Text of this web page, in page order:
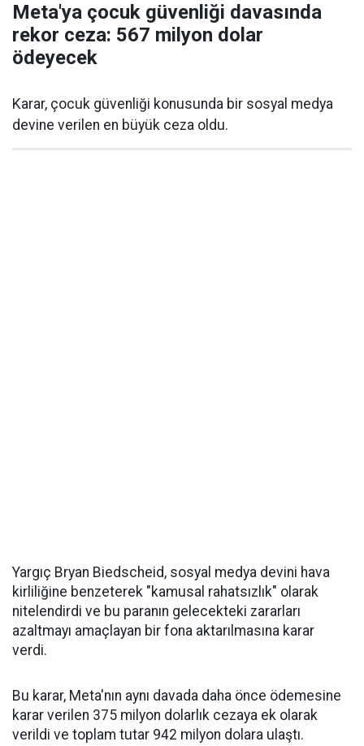
Meta'ya çocuk güvenliği davasında
rekor ceza: 567 milyon dolar
ödeyecek
Karar, çocuk güvenliği konusunda bir sosyal medya
devine verilen en büyük ceza oldu.
Yargıç Bryan Biedscheid, sosyal medya devini hava
kirliliğine benzeterek "kamusal rahatsızlık" olarak
nitelendirdi ve bu paranın gelecekteki zararları
azaltmayı amaçlayan bir fona aktarılmasına karar
verdi.
Bu karar, Meta'nın aynı davada daha önce ödemesine
karar verilen 375 milyon dolarlık cezaya ek olarak
verildi ve toplam tutar 942 milyon dolara ulaştı.